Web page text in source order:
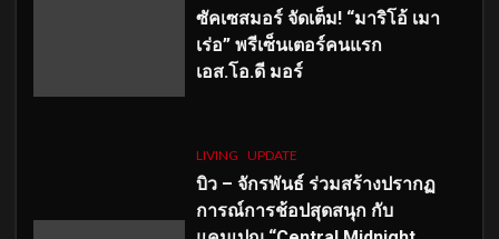
ซัคเซสมอร์ จัดเต็ม! “มาริโอ้ เมา
เร่อ” พรีเซ็นเตอร์คนแรก
เอส.โอ.ดี มอร์
LIVING UPDATE
บิว – จักรพันธ์ ร่วมสร้างปรากฏ
การณ์การช้อปสุดสนุก กับ